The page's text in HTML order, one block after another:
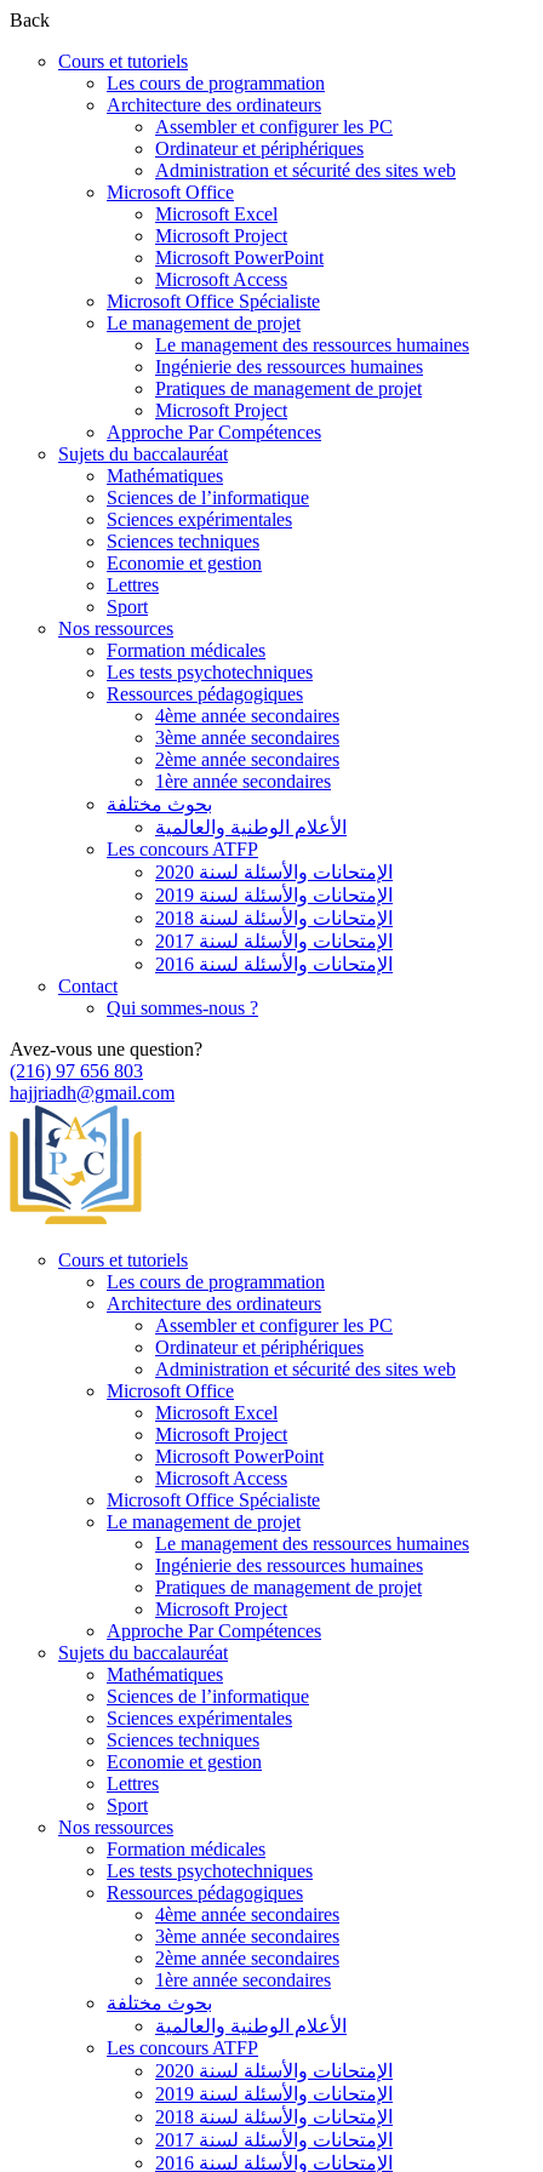
Back
Cours et tutoriels
Les cours de programmation
Architecture des ordinateurs
Assembler et configurer les PC
Ordinateur et périphériques
Administration et sécurité des sites web
Microsoft Office
Microsoft Excel
Microsoft Project
Microsoft PowerPoint
Microsoft Access
Microsoft Office Spécialiste
Le management de projet
Le management des ressources humaines
Ingénierie des ressources humaines
Pratiques de management de projet
Microsoft Project
Approche Par Compétences
Sujets du baccalauréat
Mathématiques
Sciences de l’informatique
Sciences expérimentales
Sciences techniques
Economie et gestion
Lettres
Sport
Nos ressources
Formation médicales
Les tests psychotechniques
Ressources pédagogiques
4ème année secondaires
3ème année secondaires
2ème année secondaires
1ère année secondaires
بحوث مختلفة
الأعلام الوطنية والعالمية
Les concours ATFP
الإمتحانات والأسئلة لسنة 2020
الإمتحانات والأسئلة لسنة 2019
الإمتحانات والأسئلة لسنة 2018
الإمتحانات والأسئلة لسنة 2017
الإمتحانات والأسئلة لسنة 2016
Contact
Qui sommes-nous ?
Avez-vous une question?
(216) 97 656 803
hajjriadh@gmail.com
Cours et tutoriels
Les cours de programmation
Architecture des ordinateurs
Assembler et configurer les PC
Ordinateur et périphériques
Administration et sécurité des sites web
Microsoft Office
Microsoft Excel
Microsoft Project
Microsoft PowerPoint
Microsoft Access
Microsoft Office Spécialiste
Le management de projet
Le management des ressources humaines
Ingénierie des ressources humaines
Pratiques de management de projet
Microsoft Project
Approche Par Compétences
Sujets du baccalauréat
Mathématiques
Sciences de l’informatique
Sciences expérimentales
Sciences techniques
Economie et gestion
Lettres
Sport
Nos ressources
Formation médicales
Les tests psychotechniques
Ressources pédagogiques
4ème année secondaires
3ème année secondaires
2ème année secondaires
1ère année secondaires
بحوث مختلفة
الأعلام الوطنية والعالمية
Les concours ATFP
الإمتحانات والأسئلة لسنة 2020
الإمتحانات والأسئلة لسنة 2019
الإمتحانات والأسئلة لسنة 2018
الإمتحانات والأسئلة لسنة 2017
الإمتحانات والأسئلة لسنة 2016